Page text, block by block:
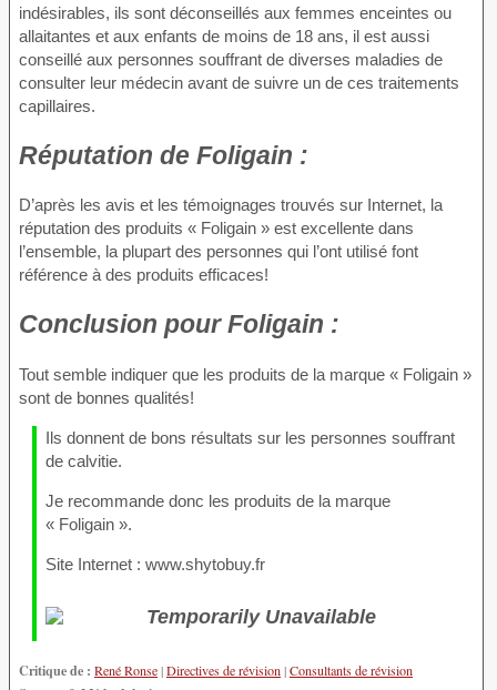
indésirables, ils sont déconseillés aux femmes enceintes ou
allaitantes et aux enfants de moins de 18 ans, il est aussi
conseillé aux personnes souffrant de diverses maladies de
consulter leur médecin avant de suivre un de ces traitements
capillaires.
Réputation de Foligain :
D’après les avis et les témoignages trouvés sur Internet, la
réputation des produits « Foligain » est excellente dans
l’ensemble, la plupart des personnes qui l’ont utilisé font
référence à des produits efficaces!
Conclusion pour Foligain :
Tout semble indiquer que les produits de la marque « Foligain »
sont de bonnes qualités!
Ils donnent de bons résultats sur les personnes souffrant
de calvitie.
Je recommande donc les produits de la marque
« Foligain ».
Site Internet : www.shytobuy.fr
Critique de : René Ronse|Directives de révision|Consultants de révision